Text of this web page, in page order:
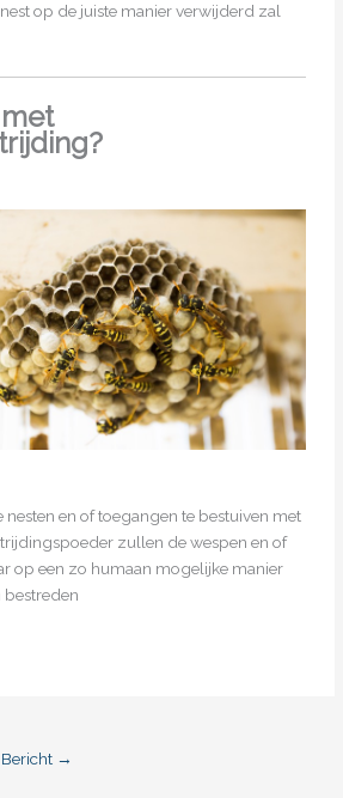
op de juiste manier verwijderd zal
nesten en of toegangen te bestuiven met
zullen de wespen en of
op een zo humaan mogelijke manier
→